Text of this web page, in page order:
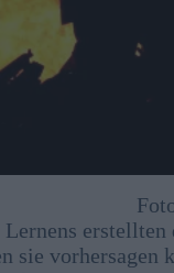
sie vorhersagen